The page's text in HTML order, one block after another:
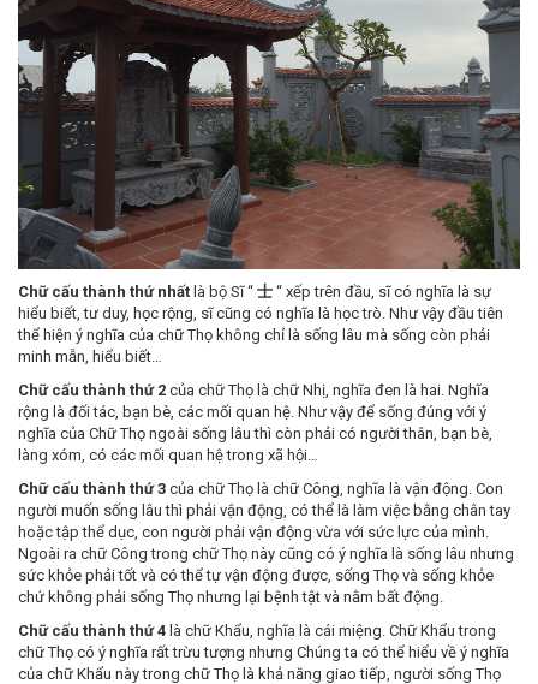
Chữ cấu thành thứ nhất là bộ Sĩ “ 士 “ xếp trên đầu, sĩ có nghĩa là sự
hiểu biết, tư duy, học rộng, sĩ cũng có nghĩa là học trò. Như vậy đầu tiên
thể hiện ý nghĩa của chữ Thọ không chỉ là sống lâu mà sống còn phải
minh mẫn, hiểu biết…
Chữ cấu thành thứ 2 của chữ Thọ là chữ Nhị, nghĩa đen là hai. Nghĩa
rộng là đối tác, bạn bè, các mối quan hệ. Như vậy để sống đúng với ý
nghĩa của Chữ Thọ ngoài sống lâu thì còn phải có người thân, bạn bè,
làng xóm, có các mối quan hệ trong xã hội…
Chữ cấu thành thứ 3 của chữ Thọ là chữ Công, nghĩa là vận động. Con
người muốn sống lâu thì phải vận động, có thể là làm việc bằng chân tay
hoặc tập thể dục, con người phải vận động vừa với sức lực của mình.
Ngoài ra chữ Công trong chữ Thọ này cũng có ý nghĩa là sống lâu nhưng
sức khỏe phải tốt và có thể tự vận động được, sống Thọ và sống khỏe
chứ không phải sống Thọ nhưng lại bệnh tật và nằm bất động.
Chữ cấu thành thứ 4 là chữ Khẩu, nghĩa là cái miệng. Chữ Khẩu trong
chữ Thọ có ý nghĩa rất trừu tượng nhưng Chúng ta có thể hiểu về ý nghĩa
của chữ Khẩu này trong chữ Thọ là khả năng giao tiếp, người sống Thọ